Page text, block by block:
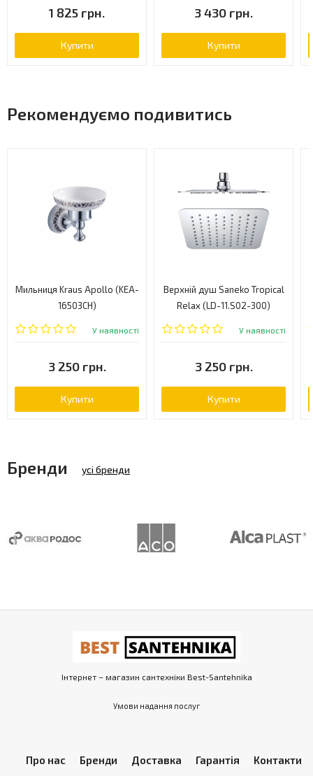
1 825 грн.
Купити
3 430 грн.
Купити
Рекомендуємо подивитись
Мильниця Kraus Apollo (KEA-
16503CH)
У наявності
3 250 грн.
Купити
Верхній душ Saneko Tropical
Relax (LD-11.S02-300)
У наявності
3 250 грн.
Купити
Бренди усі бренди
Інтернет – магазин сантехніки Best-Santehnika
Умови надання послуг
Про нас Бренди Доставка Гарантія Контакти